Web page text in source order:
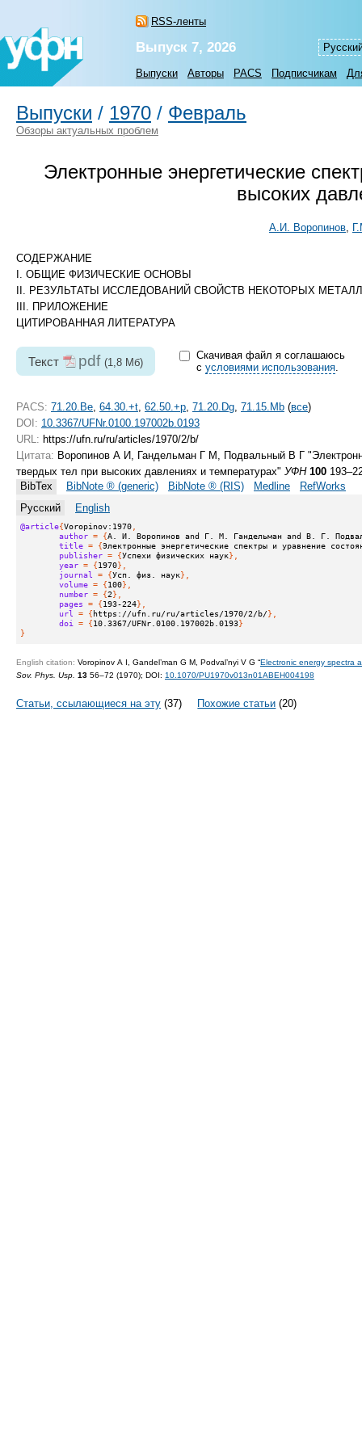
RSS-ленты
Выпуск 7, 2026
Выпуски Авторы PACS Подписчикам
Выпуски / 1970 / Февраль
Обзоры актуальных проблем
Электронные энергетические
высоких
А.И. Воропинов,
СОДЕРЖАНИЕ
I. ОБЩИЕ ФИЗИЧЕСКИЕ ОСНОВЫ
II. РЕЗУЛЬТАТЫ ИССЛЕДОВАНИЙ СВОЙСТВ НЕКОТОРЫХ
III. ПРИЛОЖЕНИЕ
ЦИТИРОВАННАЯ ЛИТЕРАТУРА
Текст pdf (1,8 Мб)
Скачивая файл я соглашаюсь
с условиями использования.
PACS: 71.20.Be 64.30.+t 62.50.+p 71.20.Dg 71.15.Mb (все)
DOI: 10.3367/UFNr.0100.197002b.0193
URL: https://ufn.ru/ru/articles/1970/2/b/
Цитата: Воропинов А И, Гандельман Г М, Подвальный В Г
твердых тел при высоких давлениях и температурах" УФН 100
BibTex
BibNote ® (generic) BibNote ® (RIS) Medline
RefWorks
Русский
English
@article{Voropinov:1970
author = {А. И. Воропинов and Г. М. Гандельман and В. Г.
title = {Электронные энергетические спектры и уравнение
publisher = {Успехи физических наук},
year = {1970},
journal
= {Усп. физ. наук},
volume = {100},
number = {2},
pages = {193-224},
url
= {https://ufn.ru/ru/articles/1970/2/b/},
doi
= {10.3367/UFNr.0100.197002b.0193}
}
English citation: Voropinov A I, Gandel’man G M, Podval’nyi V G “Electronic energy spectra
Sov. Phys. Usp. 13 56–72 (1970); DOI: 10.1070/PU1970v013n01ABEH004198
Статьи, ссылающиеся на эту (37) Похожие статьи (20)